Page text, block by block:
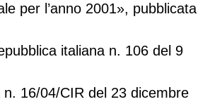
per l’anno 2001», pubblicata
italiana n. 106 del 9
16/04/CIR del 23 dicembre